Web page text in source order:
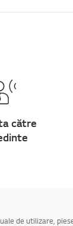
către
de utilizare,